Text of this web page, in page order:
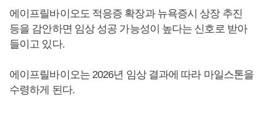
에이프릴바이오도 적응증 확장과 뉴욕증시 상장 추진
등을 감안하면 임상 성공 가능성이 높다는 신호로 받아
들이고 있다.
에이프릴바이오는 2026년 임상 결과에 따라 마일스톤을
수령하게 된다.